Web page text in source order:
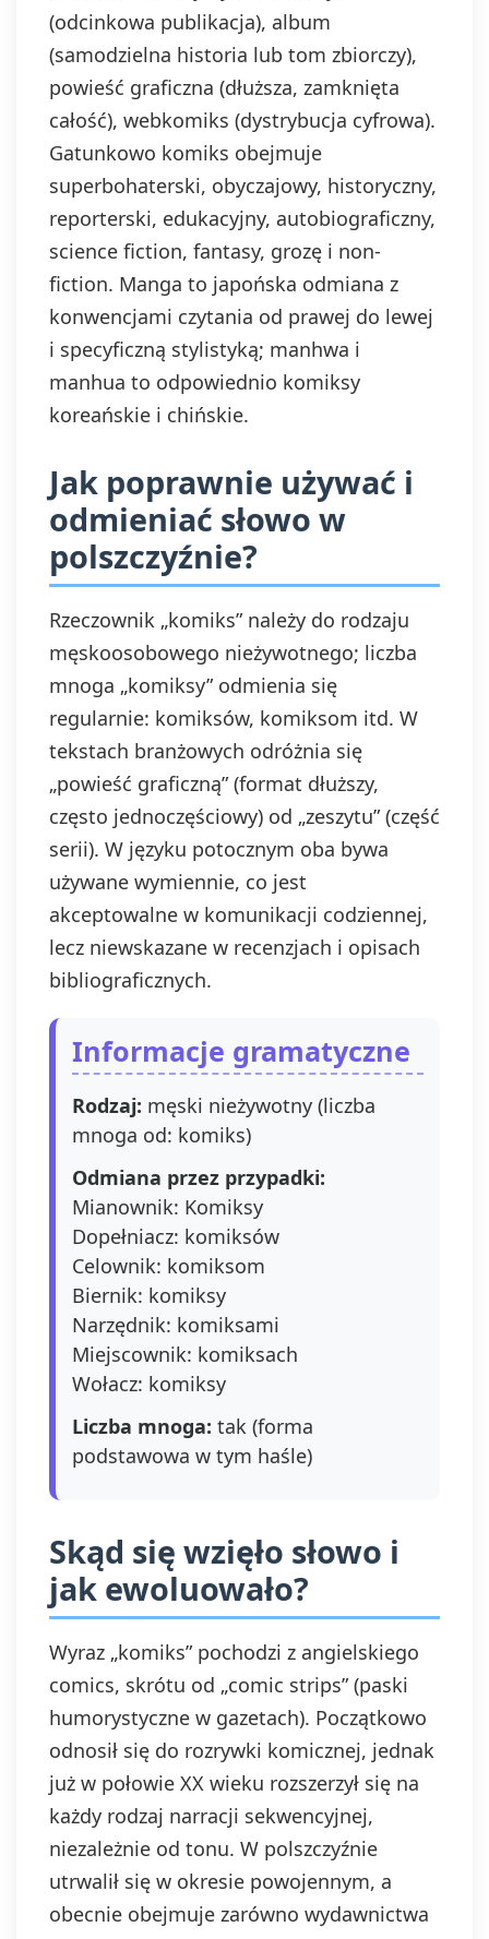
(odcinkowa publikacja), album
(samodzielna historia lub tom zbiorczy),
powieść graficzna (dłuższa, zamknięta
całość), webkomiks (dystrybucja cyfrowa).
Gatunkowo komiks obejmuje
superbohaterski, obyczajowy, historyczny,
reporterski, edukacyjny, autobiograficzny,
science fiction, fantasy, grozę i non-
fiction. Manga to japońska odmiana z
konwencjami czytania od prawej do lewej
i specyficzną stylistyką; manhwa i
manhua to odpowiednio komiksy
koreańskie i chińskie.
Jak poprawnie używać i
odmieniać słowo w
polszczyźnie?
Rzeczownik „komiks” należy do rodzaju
męskoosobowego nieżywotnego; liczba
mnoga „komiksy” odmienia się
regularnie: komiksów, komiksom itd. W
tekstach branżowych odróżnia się
„powieść graficzną” (format dłuższy,
często jednoczęściowy) od „zeszytu” (część
serii). W języku potocznym oba bywa
używane wymiennie, co jest
akceptowalne w komunikacji codziennej,
lecz niewskazane w recenzjach i opisach
bibliograficznych.
Informacje gramatyczne
Rodzaj: męski nieżywotny (liczba
mnoga od: komiks)
Odmiana przez przypadki:
Mianownik: Komiksy
Dopełniacz: komiksów
Celownik: komiksom
Biernik: komiksy
Narzędnik: komiksami
Miejscownik: komiksach
Wołacz: komiksy
Liczba mnoga: tak (forma
podstawowa w tym haśle)
Skąd się wzięło słowo i
jak ewoluowało?
Wyraz „komiks” pochodzi z angielskiego
comics, skrótu od „comic strips” (paski
humorystyczne w gazetach). Początkowo
odnosił się do rozrywki komicznej, jednak
już w połowie XX wieku rozszerzył się na
każdy rodzaj narracji sekwencyjnej,
niezależnie od tonu. W polszczyźnie
utrwalił się w okresie powojennym, a
obecnie obejmuje zarówno wydawnictwa